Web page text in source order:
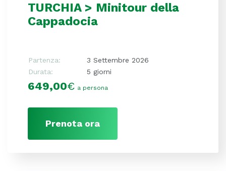
TURCHIA > Minitour della
Cappadocia
Partenza:
3 Settembre 2026
Durata:
5 giorni
649,00€ a persona
Prenota ora